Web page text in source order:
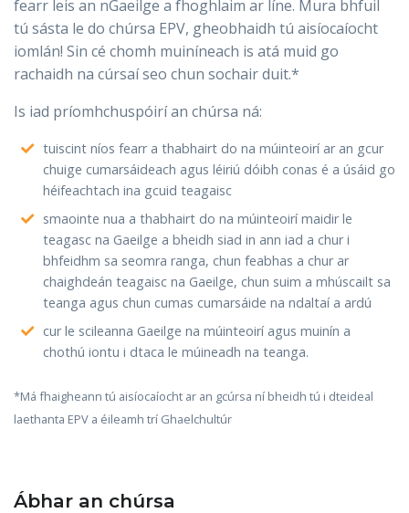
fearr leis an nGaeilge a fhoghlaim ar líne. Mura bhfuil
tú sásta le do chúrsa EPV, gheobhaidh tú aisíocaíocht
iomlán! Sin cé chomh muiníneach is atá muid go
rachaidh na cúrsaí seo chun sochair duit.*
Is iad príomhchuspóirí an chúrsa ná:
tuiscint níos fearr a thabhairt do na múinteoirí ar an gcur
chuige cumarsáideach agus léiriú dóibh conas é a úsáid go
héifeachtach ina gcuid teagaisc
smaointe nua a thabhairt do na múinteoirí maidir le
teagasc na Gaeilge a bheidh siad in ann iad a chur i
bhfeidhm sa seomra ranga, chun feabhas a chur ar
chaighdeán teagaisc na Gaeilge, chun suim a mhúscailt sa
teanga agus chun cumas cumarsáide na ndaltaí a ardú
cur le scileanna Gaeilge na múinteoirí agus muinín a
chothú iontu i dtaca le múineadh na teanga.
*Má fhaigheann tú aisíocaíocht ar an gcúrsa ní bheidh tú i dteideal
laethanta EPV a éileamh trí Ghaelchultúr
Ábhar an chúrsa